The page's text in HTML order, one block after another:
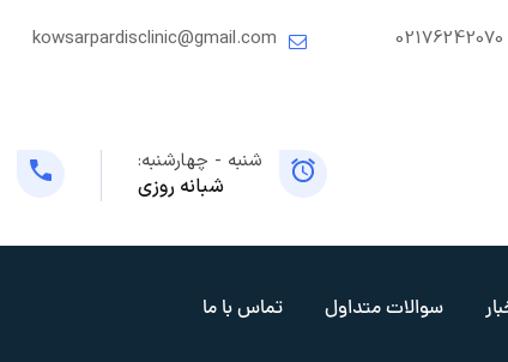
02176242070
kowsarpardisclinic@gmail.com
شنبه - چهارشنبه:
شبانه روزی
سوالات متداول تماس با ما